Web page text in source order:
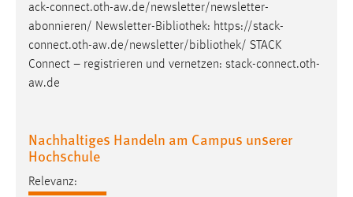
ack-connect.oth-aw.de/newsletter/newsletter-
abonnieren/ Newsletter-Bibliothek: https://stack-
connect.oth-aw.de/newsletter/bibliothek/ STACK
Connect – registrieren und vernetzen: stack-connect.oth-
aw.de
Nachhaltiges Handeln am Campus unserer
Hochschule
Relevanz:
Name:
MibewSessionID, MIBEW_UserID, mibew_locale, mibew-
chat-frame-style-5e9dbeb1811c0446
Zweck:
MibewSessionID, mibew-chat-frame-style-
5e9dbeb1811c0446 = Sitzungslaufzeit, mibew_locale = 3